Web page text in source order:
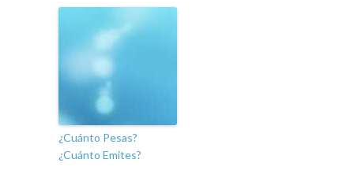
¿Cuánto Pesas?
¿Cuánto Emites?